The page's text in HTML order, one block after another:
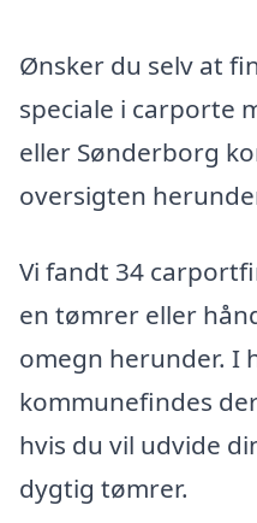
Ønsker du selv at
speciale i carporte
eller Sønderborg
oversigten
Vi fandt 34
en tømrer eller
omegn herunder. I
kommunefindes
hvis du vil udvide
dygtig tømrer.